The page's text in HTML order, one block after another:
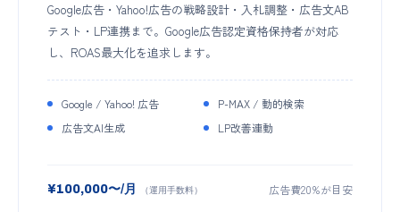
Google広告・Yahoo!広告の戦略設計・入札調整・広告文AB
テスト・LP連携まで。Google広告認定資格保持者が対応
し、ROAS最大化を追求します。
Google / Yahoo! 広告
P-MAX / 動的検索
広告文AI生成
LP改善連動
¥100,000〜/月 （運用手数料） 広告費20%が目安